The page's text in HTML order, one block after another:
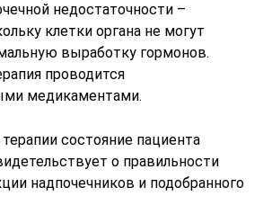
недостаточности –
клетки органа не могут
выработку гормонов.
проводится
медикаментами.
состояние пациента
о правильности
надпочечников и подобранного